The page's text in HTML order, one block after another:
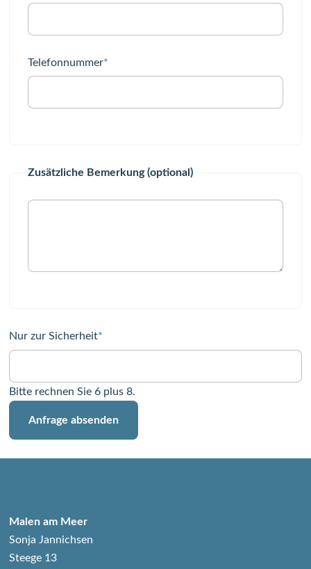
Pflichtfeld
Telefonnummer*
Zusätzliche Bemerkung (optional)
Pflichtfeld
Nur zur Sicherheit*
Bitte rechnen Sie 6 plus 8.
Anfrage absenden
Malen am Meer
Sonja Jannichsen
Steege 13